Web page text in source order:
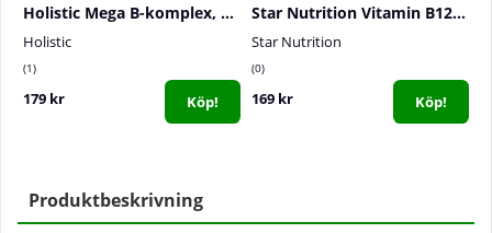
Holistic Mega B-komplex, 90 caps
Holistic
1
179 kr Köp!
Star Nutrition Vitamin B12, 90 caps
Star Nutrition
0
169 kr Köp!
Produktbeskrivning